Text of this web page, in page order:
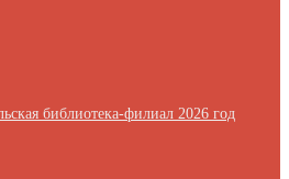
библиотека-филиал 2026 год